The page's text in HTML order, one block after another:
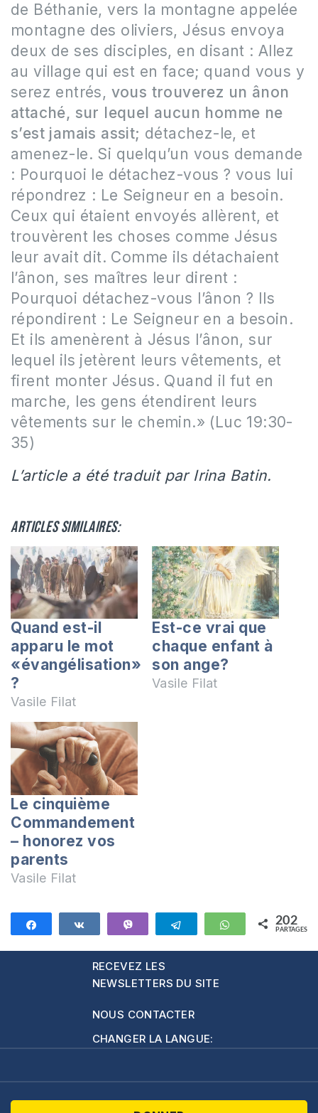
de Béthanie, vers la montagne appelée
montagne des oliviers, Jésus envoya
deux de ses disciples, en disant : Allez
au village qui est en face; quand vous y
serez entrés, vous trouverez un ânon
attaché, sur lequel aucun homme ne
s’est jamais assit; détachez-le, et
amenez-le. Si quelqu’un vous demande
: Pourquoi le détachez-vous ? vous lui
répondrez : Le Seigneur en a besoin.
Ceux qui étaient envoyés allèrent, et
trouvèrent les choses comme Jésus
leur avait dit. Comme ils détachaient
l’ânon, ses maîtres leur dirent :
Pourquoi détachez-vous l’ânon ? Ils
répondirent : Le Seigneur en a besoin.
Et ils amenèrent à Jésus l’ânon, sur
lequel ils jetèrent leurs vêtements, et
firent monter Jésus. Quand il fut en
marche, les gens étendirent leurs
vêtements sur le chemin.» (Luc 19:30-
35)
L’article a été traduit par Irina Batin.
Articles similaires:
Quand est-il
apparu le mot
«évangélisation»
?
Vasile Filat
Est-ce vrai que
chaque enfant à
son ange?
Vasile Filat
Le cinquième
Commandement
– honorez vos
parents
Vasile Filat
Partagez Partagez Telegram WhatsApp
202
PARTAGES
RECEVEZ LES
NEWSLETTERS DU SITE
NOUS CONTACTER
CHANGER LA LANGUE: